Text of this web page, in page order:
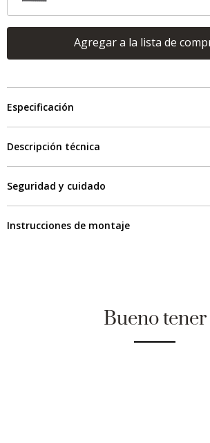
Agregar a la lista de
Especificación
Descripción técnica
Seguridad y cuidado
Instrucciones de montaje
Bueno tener